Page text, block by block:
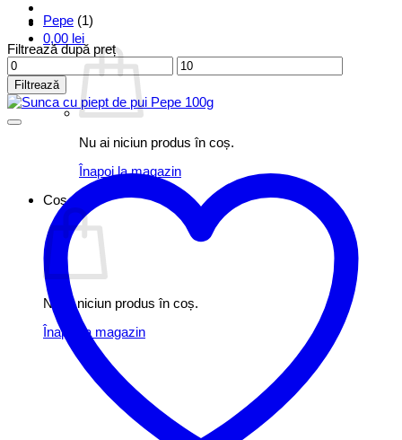
0,00 lei
Nu ai niciun produs în coș.
Înapoi la magazin
Coș
Nu ai niciun produs în coș.
Înapoi la magazin
Pepe (1)
Filtrează după preț
Preț
minim
Preț
maxim
Filtrează